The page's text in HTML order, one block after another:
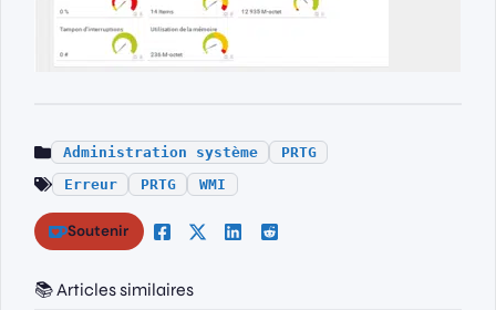
Administration système
PRTG
Erreur
PRTG WMI
Soutenir
📚 Articles similaires